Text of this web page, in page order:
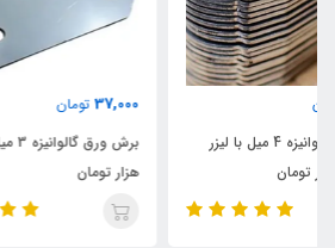
برش ورق گالوانیزه 3 میل متری 37
هزار تومان